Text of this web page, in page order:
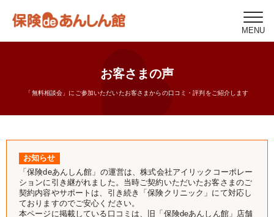
MENU
お客さまの声
「無料相談会」にご参加いただいたお客さまからの口コミ・評判をご紹介します
お知らせ
「保険deあんしん館」の運営は、株式会社アイリックコーポレー
ションに引き継がれました。当時ご契約いただいたお客さまのご
契約内容やサポートは、引き続き「保険クリニック」にて対応し
ておりますのでご安心ください。
本ページに掲載している口コミは、旧「保険deあんしん館」店舗